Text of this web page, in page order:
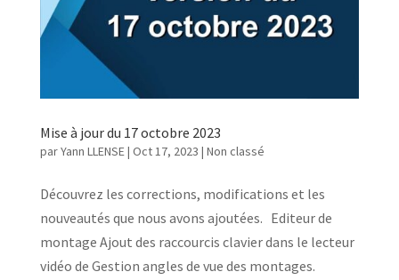
Mise à jour du 17 octobre 2023
parYann LLENSE| Oct 17, 2023 | Non classé
Découvrez les corrections, modifications et les
nouveautés que nous avons ajoutées. Editeur de
montage Ajout des raccourcis clavier dans le lecteur
vidéo de Gestion angles de vue des montages.